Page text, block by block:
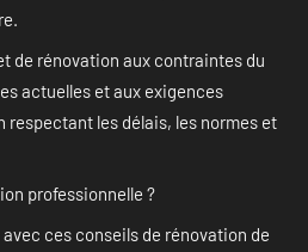
de rénovation aux contraintes du
actuelles et aux exigences
respectant les délais, les normes et
professionnelle ?
ces conseils de rénovation de